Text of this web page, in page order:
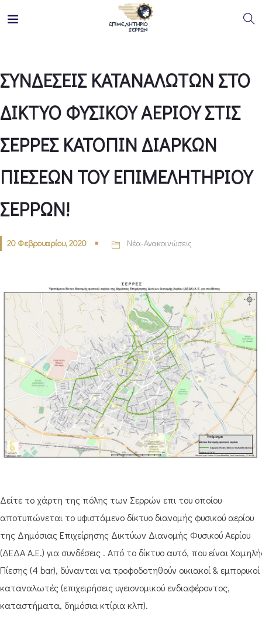
ΣΥΝΔΕΣΕΙΣ ΚΑΤΑΝΑΛΩΤΩΝ ΣΤΟ
ΔΙΚΤΥΟ ΦΥΣΙΚΟΥ ΑΕΡΙΟΥ ΣΤΙΣ
ΣΕΡΡΕΣ ΚΑΤΟΠΙΝ ΔΙΑΡΚΩΝ
ΠΙΕΣΕΩΝ ΤΟΥ ΕΠΙΜΕΛΗΤΗΡΙΟΥ
ΣΕΡΡΩΝ!
20 Φεβρουαρίου, 2020 Νέα-Ανακοινώσεις
Δείτε το χάρτη της πόλης των Σερρών επι του οποίου
αποτυπώνεται το υφιστάμενο δίκτυο διανομής φυσικού αερίου
της Δημόσιας Επιχείρησης Δικτύων Διανομής Φυσικού Αερίου
(ΔΕΔΑ Α.Ε.) για συνδέσεις . Από το δίκτυο αυτό, που είναι
Πίεσης (4 bar), δύνανται να τροφοδοτηθούν οικιακοί & εμπορικοί
καταναλωτές (επιχειρήσεις υγειονομικού ενδιαφέροντος,
καταστήματα, δημόσια κτίρια κλπ).